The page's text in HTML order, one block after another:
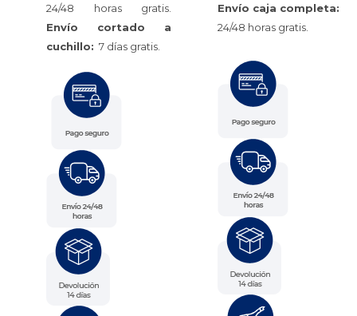
24/48 horas gratis.
Envío cortado a
cuchillo: 7 días gratis.
Envío caja completa:
24/48 horas gratis.